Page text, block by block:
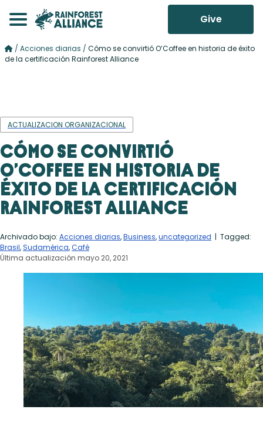
Give
/ Acciones diarias / Cómo se convirtió O’Coffee en historia de éxito
de la certificación Rainforest Alliance
ACTUALIZACION ORGANIZACIONAL
Cómo se convirtió
O’Coffee en historia de
éxito de la certificación
Rainforest Alliance
Archivado bajo: Acciones diarias,Business,uncategorized | Tagged:
Brasil,Sudamérica,Café
Última actualización mayo 20, 2021